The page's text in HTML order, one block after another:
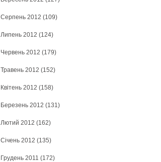
Серпень 2012 (109)
Липень 2012 (124)
Червень 2012 (179)
Травень 2012 (152)
Квітень 2012 (158)
Березень 2012 (131)
Лютий 2012 (162)
Січень 2012 (135)
Грудень 2011 (172)